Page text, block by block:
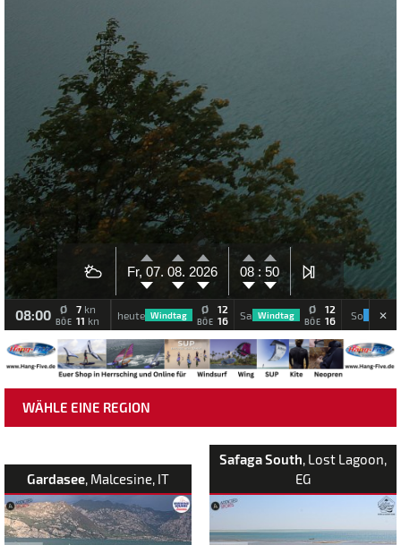
Fr, 07. 08. 2026 08 : 50
08:00 Ø 7 kn
BÖE 11 kn heute Windtag Ø 12
BÖE 16 Sa Windtag Ø 12
BÖE 16 So Wenig
WÄHLE EINE REGION
Gardasee, Malcesine, IT
Safaga South, Lost Lagoon,
EG